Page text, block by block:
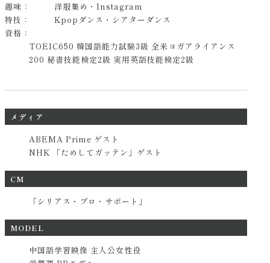
趣味：
洋服集め・Instagram
特技：
Kpopダンス・シアターダンス
資格：
TOEIC650 韓国語能力試験3級 全米ヨガアライアンス
200 秘書技能検定2級 実用英語技能検定2級
メディア
ABEMA Prime ゲスト
NHK 「ためしてガッテン」ゲスト
CM
「シリアス・プロ・サポート」
MODEL
中国語学習映像 主人公女性役